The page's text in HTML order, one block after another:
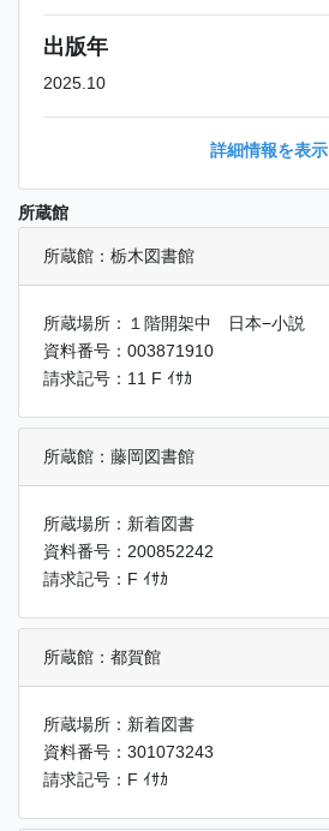
出版年
2025.10
詳細情報を表示
所蔵館
所蔵館：栃木図書館
所蔵場所：１階開架中 日本−小説
資料番号：003871910
請求記号：11 F ｲｻｶ
所蔵館：藤岡図書館
所蔵場所：新着図書
資料番号：200852242
請求記号：F ｲｻｶ
所蔵館：都賀館
所蔵場所：新着図書
資料番号：301073243
請求記号：F ｲｻｶ